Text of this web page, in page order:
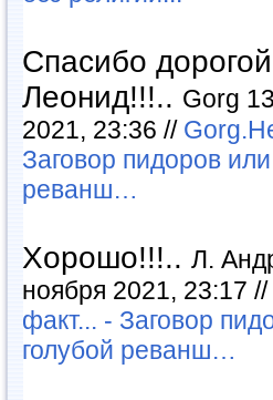
Спасибо дорогой
Леонид!!!.. Gorg
2021, 23:36 //
Заговор пидоров
реванш…
Хорошо!!!.. Л.
ноября 2021, 23:17 //
факт... - Заговор
голубой реванш…